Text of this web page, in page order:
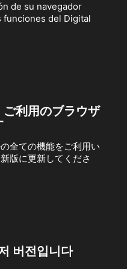
de su navegador
funciones del Digital
利用のブラウザ
全ての機能をご利用い
版に更新してくださ
버전입니다